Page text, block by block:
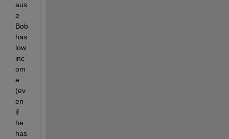
aus
e
Bob
has
low
inc
om
e
(ev
en
if
he
has